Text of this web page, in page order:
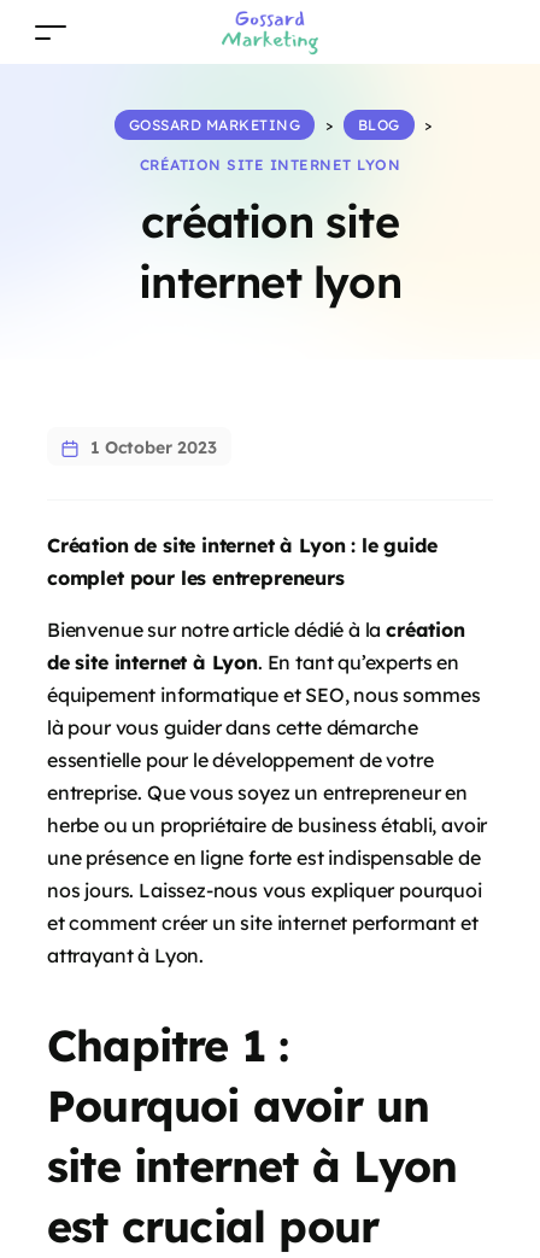
création site
internet lyon
GOSSARD MARKETING > BLOG >
CRÉATION SITE INTERNET LYON
1 October 2023
Création de site internet à Lyon : le guide
complet pour les entrepreneurs
Bienvenue sur notre article dédié à lacréation
de site internet à Lyon. En tant qu’experts en
équipement informatique et SEO, nous sommes
là pour vous guider dans cette démarche
essentielle pour le développement de votre
entreprise. Que vous soyez un entrepreneur en
herbe ou un propriétaire de business établi, avoir
une présence en ligne forte est indispensable de
nos jours. Laissez-nous vous expliquer pourquoi
et comment créer un site internet performant et
attrayant à Lyon.
Chapitre 1 :
Pourquoi avoir un
site internet à Lyon
est crucial pour